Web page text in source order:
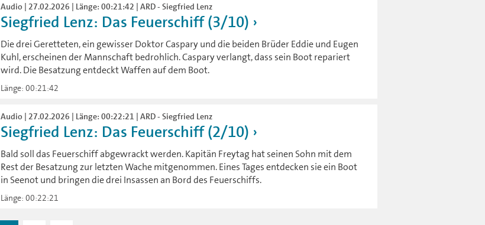
Audio | 27.02.2026 | Länge: 00:21:42 | ARD - Siegfried Lenz
Siegfried Lenz: Das Feuerschiff (3/10)
Die drei Geretteten, ein gewisser Doktor Caspary und die beiden Brüder Eddie und Eugen
Kuhl, erscheinen der Mannschaft bedrohlich. Caspary verlangt, dass sein Boot repariert
wird. Die Besatzung entdeckt Waffen auf dem Boot.
Länge: 00:21:42
Audio | 27.02.2026 | Länge: 00:22:21 | ARD - Siegfried Lenz
Siegfried Lenz: Das Feuerschiff (2/10)
Bald soll das Feuerschiff abgewrackt werden. Kapitän Freytag hat seinen Sohn mit dem
Rest der Besatzung zur letzten Wache mitgenommen. Eines Tages entdecken sie ein Boot
in Seenot und bringen die drei Insassen an Bord des Feuerschiffs.
Länge: 00:22:21